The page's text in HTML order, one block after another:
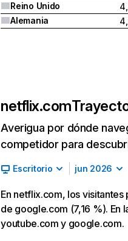
Reino Unido
Alemania
netflix.com
Averigua por dónde
competidor para
Escritorio jun 2026
En netflix.com, los
de google.com (7,16 %). En
youtube.com y google.com.